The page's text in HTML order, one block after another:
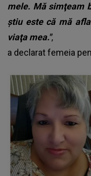
mele. Mă simţeam
ştiu este că mă
viaţa mea.",
a declarat femeia